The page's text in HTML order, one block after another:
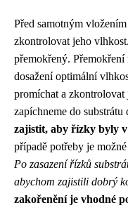
Před samotným
zkontrolovat jeho
přemokřený.
dosažení optimální
promíchat a
zapíchneme do
zajistit, aby řízky byly
případě potřeby je
Po zasazení řízků
abychom zajistili dobrý
zakořenění je vhodné